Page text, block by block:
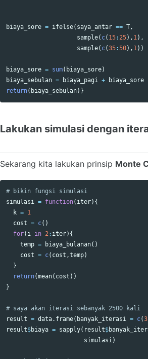
biaya_sore = ifelse( saya_antar == T ,
sample( c( 15: 25), 1 ),
sample( c(35:50), 1 ))
biaya_sore = sum( biaya_sore)
biaya_sebulan = biaya_pagi +
biaya_sore
return( biaya_sebulan)}
Lakukan simulasi dengan
Sekarang kita lakukan prinsip Monte
# bikin fungsi simulasi
simulasi = function( iter){
k = 1
cost = c()
for( i in 2: iter){
temp = biaya_bulanan()
cost = c( cost ,temp)
}
return(mean( cost ))
}
# saya akan iterasi sebanyak 2500 kali
result = data.frame( banyak_iterasi = c(3
result$biaya = sapply( result$
simulasi)